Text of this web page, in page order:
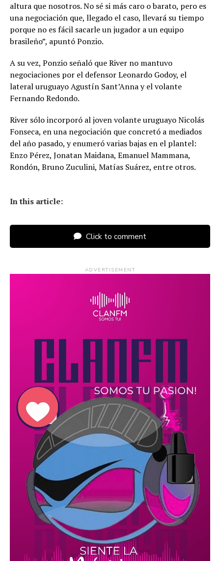
altura que nosotros. No sé si más caro o barato, pero es
una negociación que, llegado el caso, llevará su tiempo
porque no es fácil sacarle un jugador a un equipo
brasileño”, apuntó Ponzio.
A su vez, Ponzio señaló que River no mantuvo
negociaciones por el defensor Leonardo Godoy, el
lateral uruguayo Agustín Sant’Anna y el volante
Fernando Redondo.
River sólo incorporó al joven volante uruguayo Nicolás
Fonseca, en una negociación que concretó a mediados
del año pasado, y enumeró varias bajas en el plantel:
Enzo Pérez, Jonatan Maidana, Emanuel Mammana,
Rondón, Bruno Zuculini, Matías Suárez, entre otros.
In this article:
Click to comment
ADVERTISEMENT